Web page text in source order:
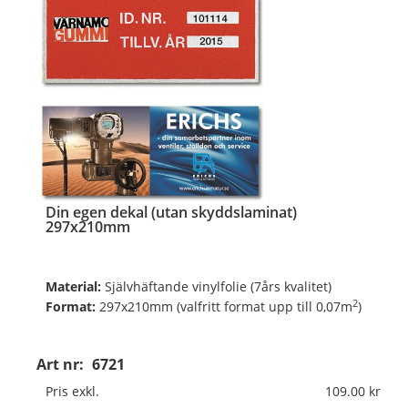
Din egen dekal (utan skyddslaminat)
297x210mm
Art nr: 6721
Material: Självhäftande vinylfolie (7års kvalitet)
Format: 297x210mm (valfritt format upp till 0,07m2)
Digitalt fyrfärgsprintade och toppskurna på ark.
Valfritt antal, valfri form, valfria färger, v
Pris exkl. 109.00